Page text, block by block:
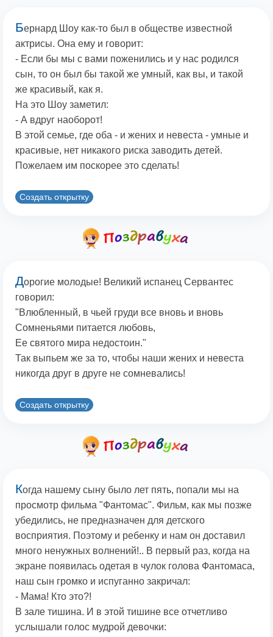
Бернард Шоу как-то был в обществе известной
актрисы. Она ему и говорит:
- Если бы мы с вами поженились и у нас родился
сын, то он был бы такой же умный, как вы, и такой
же красивый, как я.
На это Шоу заметил:
- А вдруг наоборот!
В этой семье, где оба - и жених и невеста - умные и
красивые, нет никакого риска заводить детей.
Пожелаем им поскорее это сделать!
Создать открытку
Дорогие молодые! Великий испанец Сервантес
говорил:
"Влюбленный, в чьей груди все вновь и вновь
Сомненьями питается любовь,
Ее святого мира недостоин."
Так выпьем же за то, чтобы наши жених и невеста
никогда друг в друге не сомневались!
Создать открытку
Когда нашему сыну было лет пять, попали мы на
просмотр фильма "Фантомас". Фильм, как мы позже
убедились, не предназначен для детского
восприятия. Поэтому и ребенку и нам он доставил
много ненужных волнений!.. В первый раз, когда на
экране появилась одетая в чулок голова Фантомаса,
наш сын громко и испуганно закричал:
- Мама! Кто это?!
В зале тишина. И в этой тишине все отчетливо
услышали голос мудрой девочки: